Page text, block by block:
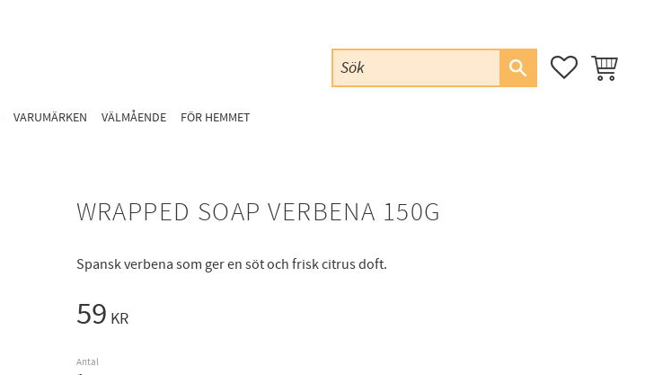
FAVORITER
VARUMÄRKEN VÄLMÅENDE FÖR HEMMET
WRAPPED SOAP VERBENA 150G
Spansk verbena som ger en söt och frisk citrus doft.
59 KR
Antal